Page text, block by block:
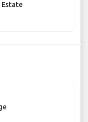
Estate